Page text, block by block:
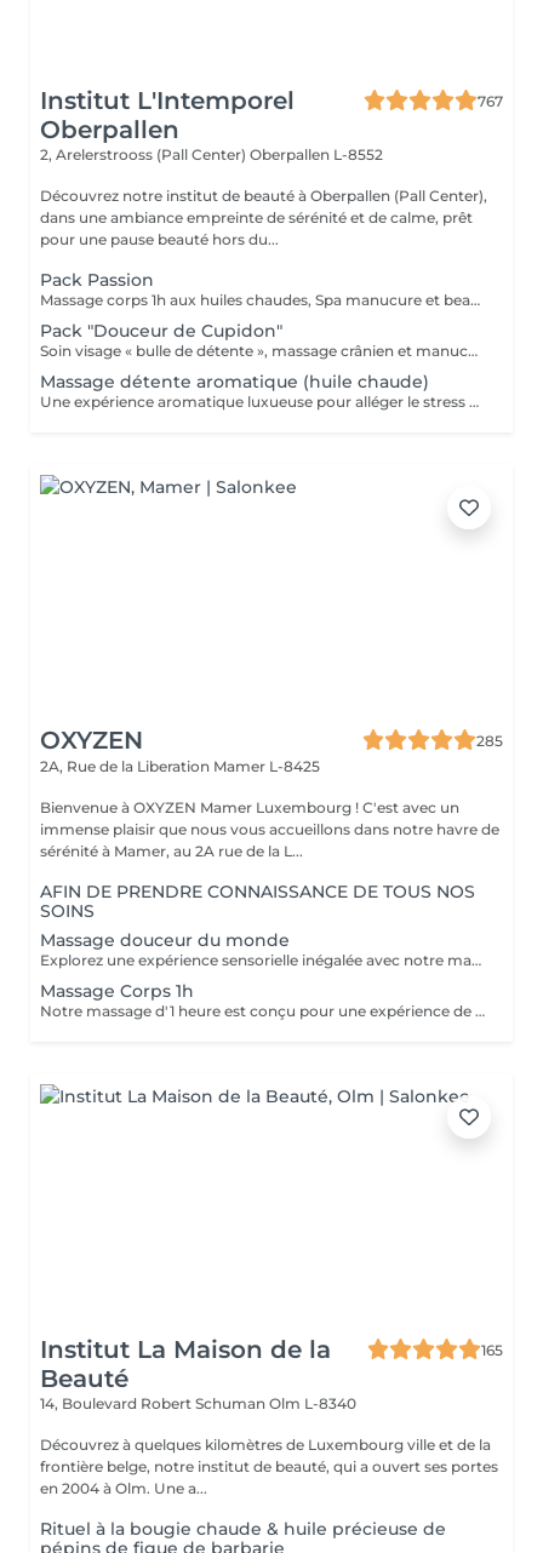
Institut L'Intemporel
Oberpallen
767
2, Arelerstrooss (Pall Center) Oberpallen L-8552
Découvrez notre institut de beauté à Oberpallen (Pall Center),
dans une ambiance empreinte de sérénité et de calme, prêt
pour une pause beauté hors du...
Pack Passion
Massage corps 1h aux huiles chaudes, Spa manucure et beauté des pieds + bain de paraffine 199€ au lieu de 252€
Pack "Douceur de Cupidon"
Soin visage « bulle de détente », massage crânien et manucure
Massage détente aromatique (huile chaude)
Une expérience aromatique luxueuse pour alléger le stress et la tension. Ce massage relaxera votre corps et votre esprit en profondeur. Il vous procurera un sentiment agréable de bien-être, de décontraction des muscles, une meilleure circulation sanguine, de l'hydratation et de la tonicité.
OXYZEN
285
2A, Rue de la Liberation Mamer L-8425
Bienvenue à OXYZEN Mamer Luxembourg ! C'est avec un
immense plaisir que nous vous accueillons dans notre havre de
sérénité à Mamer, au 2A rue de la L...
AFIN DE PRENDRE CONNAISSANCE DE TOUS NOS
SOINS
Massage douceur du monde
Explorez une expérience sensorielle inégalée avec notre massage Douceur du Monde. Ce massage de luxe combine harmonieusement 106 manuvres expertes pour vous offrir un voyage de détente ultime. Les manuvres comprennent des effleurages anti-stress, des techniques ayurvédiques ancestrales de l'Inde, des mouvements de relaxation coréenne qui apportent des vibrations douces, des étirements inspirés du massage thaïlandais, des points de digitopression pour stimuler les méridiens chinois, ainsi qu'une réflexologie bienfaisante. De plus, pour votre visage, 26 manuvres d'une sophistication exquise sont réalisées.( pour le massage 2h corps & visage ) Chacun de ces gestes a été soigneusement sélectionné et exécuté pour vous permettre de vivre un moment de détente profonde, vous évader du rythme effréné de la vie quotidienne et vous immerger complètement dans la tranquillité. N'hésitez pas à découvrir nos cartes FORFAITS qui vous permettent de prolonger ces instants de bien-être à des tarifs préférentiels. Pour plus d'informations, visitez notre page Forfaits. Ce massage est aussi une idée cadeau idéale pour surprendre et faire plaisir. Pour en savoir plus, cliquez ici : https://www.oxyzen.lu Veuillez noter que ce massage est déconseillé aux femmes enceintes. Avertissement : Nos soins sont dédiés au bien-être et à la relaxation. Ils ne remplacent pas un suivi médical et ne relèvent pas de la kinésithérapie.
Massage Corps 1h
Notre massage d'1 heure est conçu pour une expérience de bien-être complète. Au cours de cette séance, différentes parties du corps sont régulièrement reliées par de grands mouvements qui vont des épaules aux pieds. Cette approche holistique mène à l'unification du corps et de l'esprit, vous permettant de vous détendre profondément et de retrouver votre équilibre intérieur. Laissez-vous emporter par cette expérience de massage d'1 heure, où chaque mouvement est soigneusement orchestré pour favoriser la relaxation, la détente musculaire et la revitalisation. Un véritable voyage sensoriel vous attend, vous aidant à oublier le stress quotidien et à vous ressourcer pleinement. Réservez dès maintenant votre séance d'1 heure et offrez-vous un moment de pur bien-être. Note : Ce massage d'1 heure peut être personnalisé en fonction de vos besoins et préférences, que ce soit pour cibler des zones spécifiques ou pour vous offrir une relaxation complète. Pour plus d'informations et pour réserver votre séance, contactez-nous ou réservez dès maintenant. Idéal également comme idée cadeau originale, pour surprendre et faire plaisir. Pour en savoir plus et découvrir l'ensemble de nos prestations, cliquez ici : https://www.oxyzen.lu Déconseillé aux femmes enceintes. Nous sommes impatients de vous accueillir pour une expérience de massage exceptionnelle chez OXYZEN. Avertissement : Nos soins sont dédiés au bien-être et à la relaxation. Ils ne remplacent pas un suivi médical et ne relèvent pas de la kinésithérapie.
Institut La Maison de la
Beauté
165
14, Boulevard Robert Schuman Olm L-8340
Découvrez à quelques kilomètres de Luxembourg ville et de la
frontière belge, notre institut de beauté, qui a ouvert ses portes
en 2004 à Olm. Une a...
Rituel à la bougie chaude & huile précieuse de
pépins de figue de barbarie